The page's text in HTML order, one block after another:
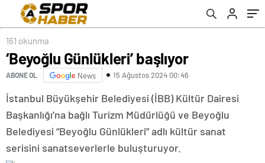
161 okunma
‘Beyoğlu Günlükleri’ başlıyor
ABONE OL News 15 Ağustos 2024 00:46
İstanbul Büyükşehir Belediyesi (İBB) Kültür Dairesi
Başkanlığı’na bağlı Turizm Müdürlüğü ve Beyoğlu
Belediyesi “Beyoğlu Günlükleri” adlı kültür sanat
serisini sanatseverlerle buluşturuyor.